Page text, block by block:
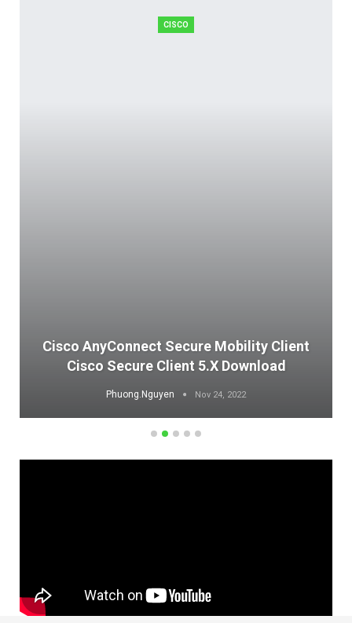
CISCO
Cisco AnyConnect Secure Mobility Client
Cisco Secure Client 5.x Download
Phuong.Nguyen Nov 24, 2022